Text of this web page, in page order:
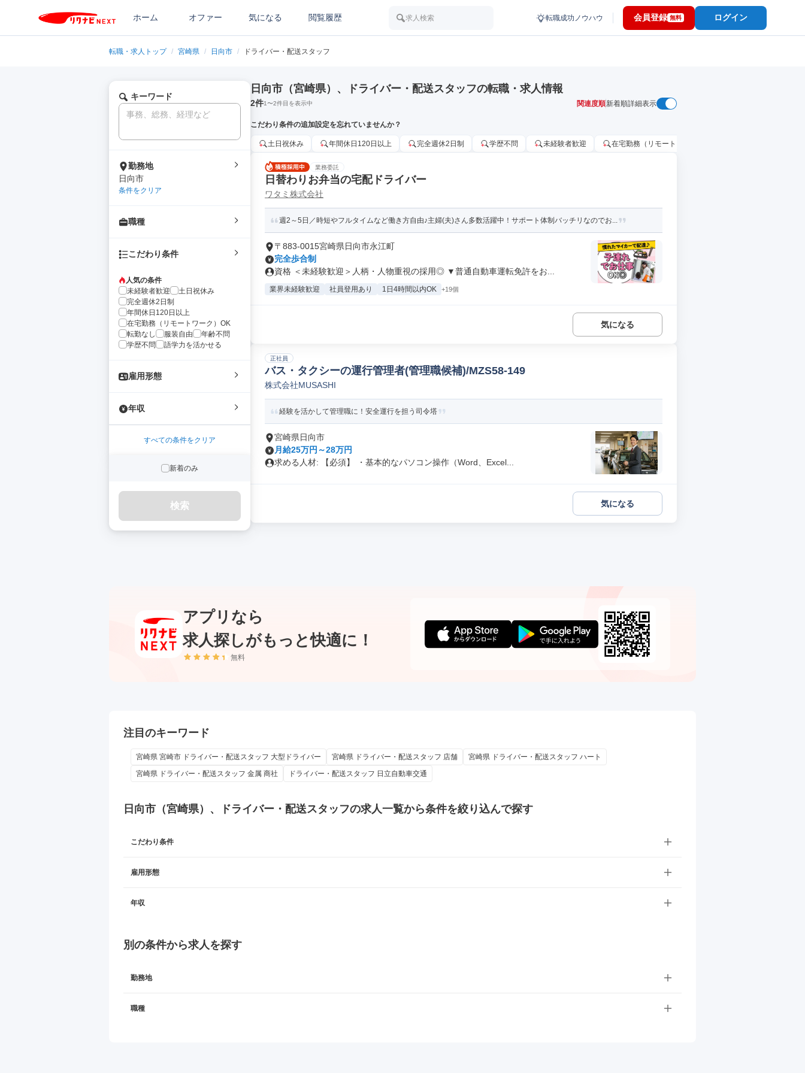
ホーム オファー 気になる 閲覧履歴 求人検索 転職成功ノウハウ 会員登録 無料 ログイン
転職・求人トップ / 宮崎県 / 日向市 / ドライバー・配送スタッフ
キーワード
勤務地
日向市
条件をクリア
職種
こだわり条件
人気の条件
未経験者歓迎
土日祝休み
完全週休2日制
年間休日120日以上
在宅勤務（リモートワーク）OK
転勤なし
服装自由
年齢不問
学歴不問
語学力を活かせる
雇用形態
年収
すべての条件をクリア
新着のみ
検索
日向市（宮崎県）、ドライバー・配送スタッフの転職・求人情報
2件1〜2件目を表示中 関連度順新着順詳細表示
こだわり条件の追加設定を忘れていませんか？
土日祝休み 年間休日120日以上 完全週休2日制 学歴不問 未経験者歓迎 在宅勤務（リモートワーク）OK
業務委託
日替わりお弁当の宅配ドライバー
ワタミ株式会社
週2～5日／時短やフルタイムなど働き方自由♪主婦(夫)さん多数活躍中！サポート体制バッチリなのでお...
〒883-0015宮崎県日向市永江町
完全歩合制
資格 ＜未経験歓迎＞人柄・人物重視の採用◎ ▼普通自動車運転免許をお...
業界未経験歓迎 社員登用あり 1日4時間以内OK +19個
気になる
正社員
バス・タクシーの運行管理者(管理職候補)/MZS58-149
株式会社MUSASHI
経験を活かして管理職に！安全運行を担う司令塔
宮崎県日向市
月給25万円～28万円
求める人材: 【必須】 ・基本的なパソコン操作（Word、Excel...
気になる
アプリなら
求人探しがもっと快適に！
無料
注目のキーワード
宮崎県 宮崎市 ドライバー・配送スタッフ 大型ドライバー 宮崎県 ドライバー・配送スタッフ 店舗
宮崎県 ドライバー・配送スタッフ ハート
宮崎県 ドライバー・配送スタッフ 金属 商社
ドライバー・配送スタッフ 日立自動車交通
日向市（宮崎県）、ドライバー・配送スタッフの求人一覧から条件を絞り込んで探す
こだわり条件
雇用形態
年収
別の条件から求人を探す
勤務地
職種